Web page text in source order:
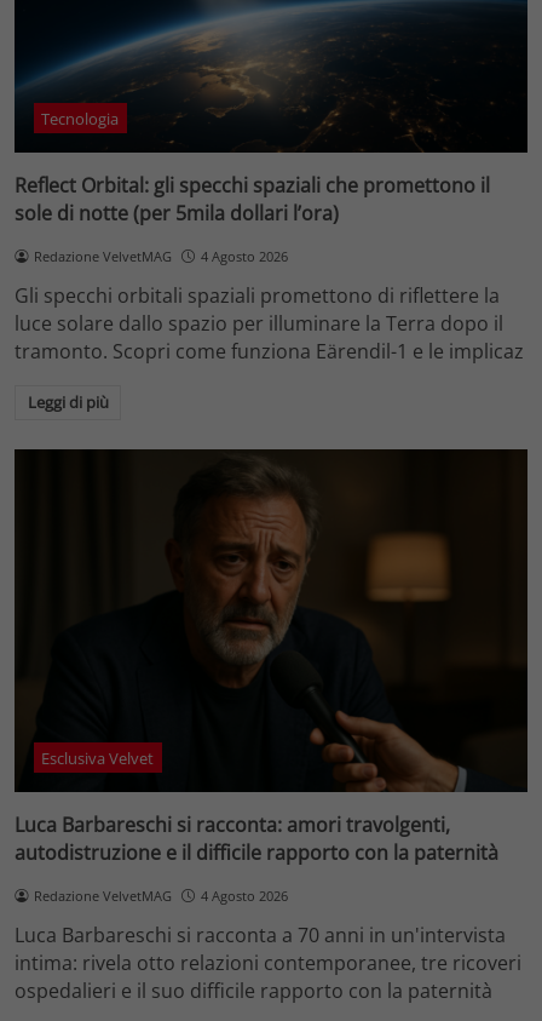
Tecnologia
Reflect Orbital: gli specchi spaziali che promettono il
sole di notte (per 5mila dollari l’ora)
Redazione VelvetMAG 4 Agosto 2026
Gli specchi orbitali spaziali promettono di riflettere la
luce solare dallo spazio per illuminare la Terra dopo il
tramonto. Scopri come funziona Eärendil-1 e le implicaz
Leggi di più
Esclusiva Velvet
Luca Barbareschi si racconta: amori travolgenti,
autodistruzione e il difficile rapporto con la paternità
Redazione VelvetMAG 4 Agosto 2026
Luca Barbareschi si racconta a 70 anni in un'intervista
intima: rivela otto relazioni contemporanee, tre ricoveri
ospedalieri e il suo difficile rapporto con la paternità